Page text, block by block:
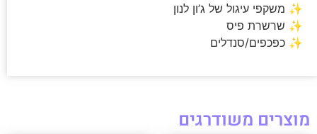
✨ משקפי עיגול של ג’ון לנון
✨ שרשרת פיס
✨ כפכפים/סנדלים
מוצרים משודרגים